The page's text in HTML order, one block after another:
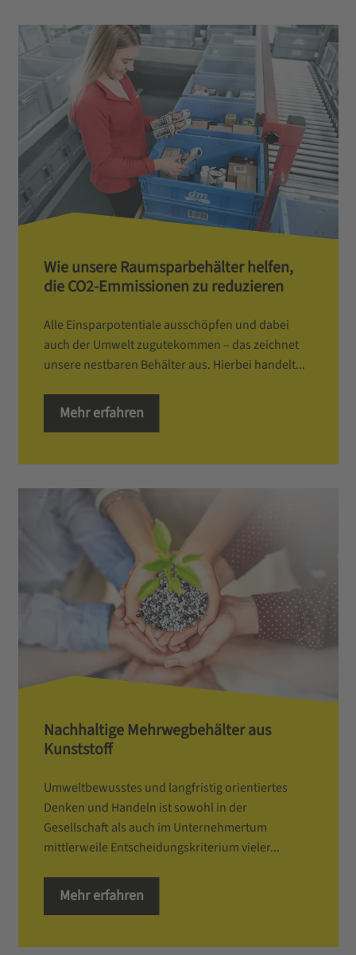
Wie unsere Raumsparbehälter helfen,
die CO2-Emmissionen zu reduzieren
Alle Einsparpotentiale ausschöpfen und dabei
auch der Umwelt zugutekommen – das zeichnet
unsere nestbaren Behälter aus. Hierbei handelt...
Mehr erfahren
Nachhaltige Mehrwegbehälter aus
Kunststoff
Umweltbewusstes und langfristig orientiertes
Denken und Handeln ist sowohl in der
Gesellschaft als auch im Unternehmertum
mittlerweile Entscheidungskriterium vieler...
Mehr erfahren